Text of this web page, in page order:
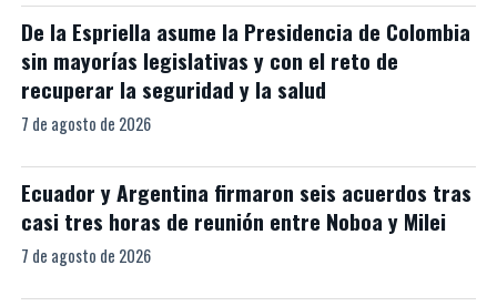
De la Espriella asume la Presidencia de Colombia
sin mayorías legislativas y con el reto de
recuperar la seguridad y la salud
7 de agosto de 2026
Ecuador y Argentina firmaron seis acuerdos tras
casi tres horas de reunión entre Noboa y Milei
7 de agosto de 2026